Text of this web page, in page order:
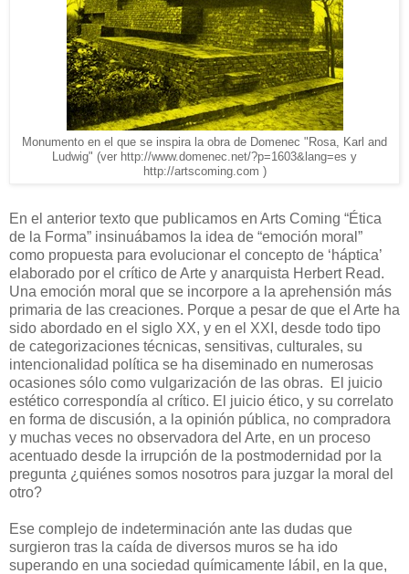
Monumento en el que se inspira la obra de Domenec "Rosa, Karl and
Ludwig" (ver http://www.domenec.net/?p=1603&lang=es y
http://artscoming.com )
En el anterior texto que publicamos en Arts Coming “Ética
de la Forma” insinuábamos la idea de “emoción moral”
como propuesta para evolucionar el concepto de ‘háptica’
elaborado por el crítico de Arte y anarquista Herbert Read.
Una emoción moral que se incorpore a la aprehensión más
primaria de las creaciones. Porque a pesar de que el Arte ha
sido abordado en el siglo XX, y en el XXI, desde todo tipo
de categorizaciones técnicas, sensitivas, culturales, su
intencionalidad política se ha diseminado en numerosas
ocasiones sólo como vulgarización de las obras. El juicio
estético correspondía al crítico. El juicio ético, y su correlato
en forma de discusión, a la opinión pública, no compradora
y muchas veces no observadora del Arte, en un proceso
acentuado desde la irrupción de la postmodernidad por la
pregunta ¿quiénes somos nosotros para juzgar la moral del
otro?
Ese complejo de indeterminación ante las dudas que
surgieron tras la caída de diversos muros se ha ido
superando en una sociedad químicamente lábil, en la que,